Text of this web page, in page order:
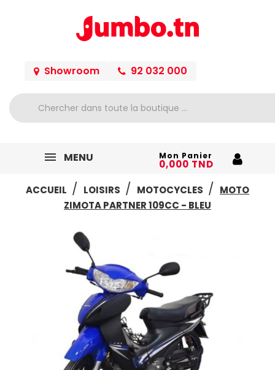
Showroom 92 032 000
MENU Mon Panier
0,000 TND
ACCUEIL
LOISIRS MOTOCYCLES
MOTO
ZIMOTA PARTNER 109CC - BLEU